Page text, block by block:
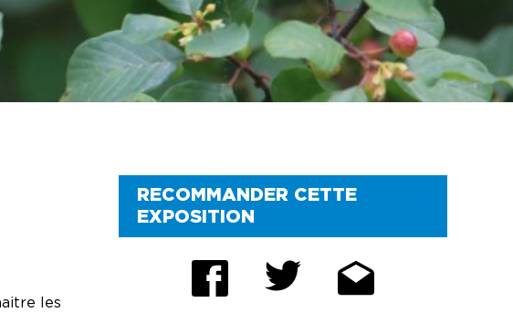
PROMOTIONS
STATIONNEMENT
FAQ
les
RECOMMANDER CETTE
EXPOSITION